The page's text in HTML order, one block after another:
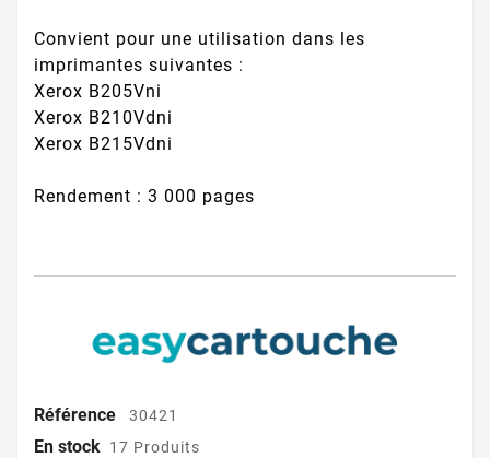
Convient pour une utilisation dans les
imprimantes suivantes :
Xerox B205Vni
Xerox B210Vdni
Xerox B215Vdni
Rendement : 3 000 pages
Référence 30421
En stock 17 Produits